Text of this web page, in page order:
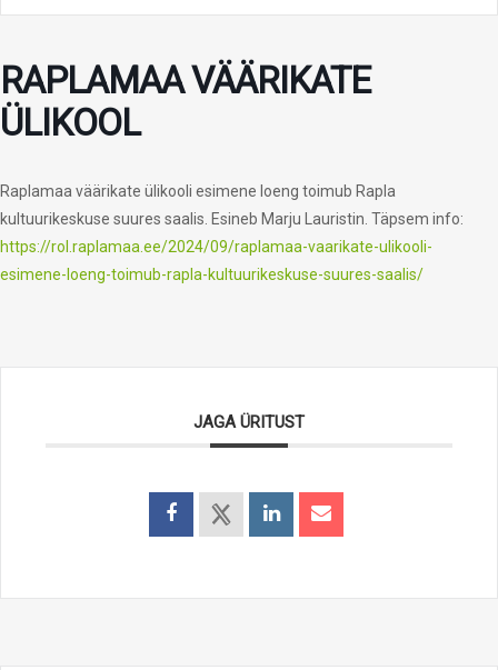
RAPLAMAA VÄÄRIKATE
ÜLIKOOL
Raplamaa väärikate ülikooli esimene loeng toimub Rapla
kultuurikeskuse suures saalis. Esineb Marju Lauristin. Täpsem info:
https://rol.raplamaa.ee/2024/09/raplamaa-vaarikate-ulikooli-
esimene-loeng-toimub-rapla-kultuurikeskuse-suures-saalis/
JAGA ÜRITUST